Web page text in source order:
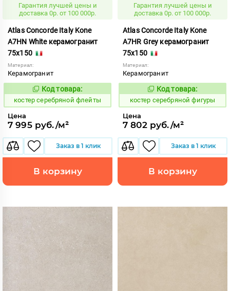
Гарантия лучшей цены и
доставка 0р. от 100 000р.
Atlas Concorde Italy Kone
A7HN White керамогранит
75x150
Материал:
Керамогранит
807616
Код товара:
костер серебряной флейты
Цена
7 995 руб./м²
Заказ в 1 клик
В корзину
Гарантия лучшей цены и
доставка 0р. от 100 000р.
Atlas Concorde Italy Kone
A7HR Grey керамогранит
75x150
Материал:
Керамогранит
807615
Код товара:
костер серебряной фигуры
Цена
7 802 руб./м²
Заказ в 1 клик
В корзину